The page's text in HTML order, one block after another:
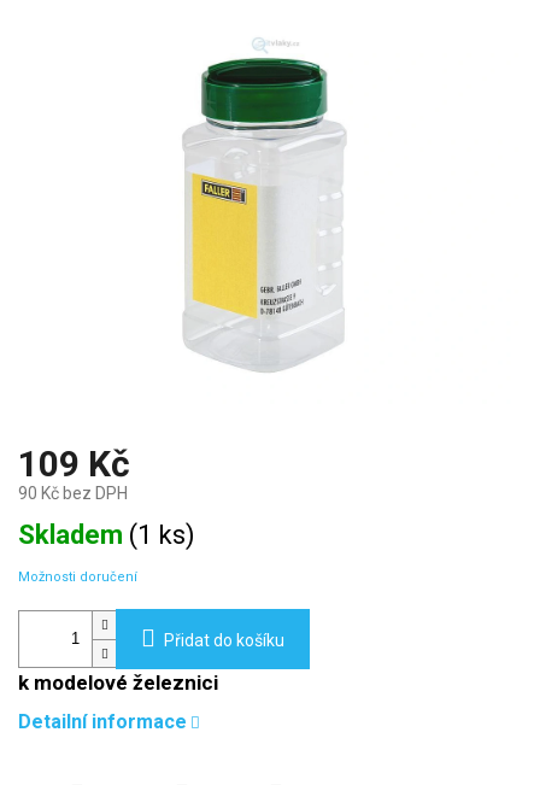
109 Kč
90 Kč bez DPH
Měrná
cena:
Skladem (1 ks)
Možnosti doručení
Přidat do košíku
k modelové železnici
Detailní informace